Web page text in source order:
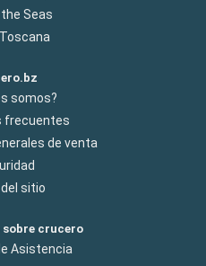
Seas
somos?
frecuentes
de venta
sitio
crucero
Asistencia